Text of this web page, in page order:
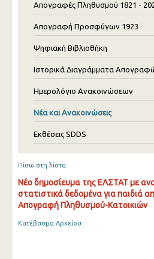
Απογραφές Πληθυσμού 1821 -
Απογραφή Προσφύγων 1923
Ψηφιακή Βιβλιοθήκη
Ιστορικά Διαγράμματα
Ημερολόγιο Ανακοινώσεων
Νέα και Ανακοινώσεις
Εκθέσεις SDDS
Πίσω στη λίστα
Νέο δημοσίευμα της ΕΛΣΤΑΤ με
στατιστικά δεδομένα για παιδιά
Απογραφή Πληθυσμού-Κατοικιών
Κατέβασμα Αρχείου